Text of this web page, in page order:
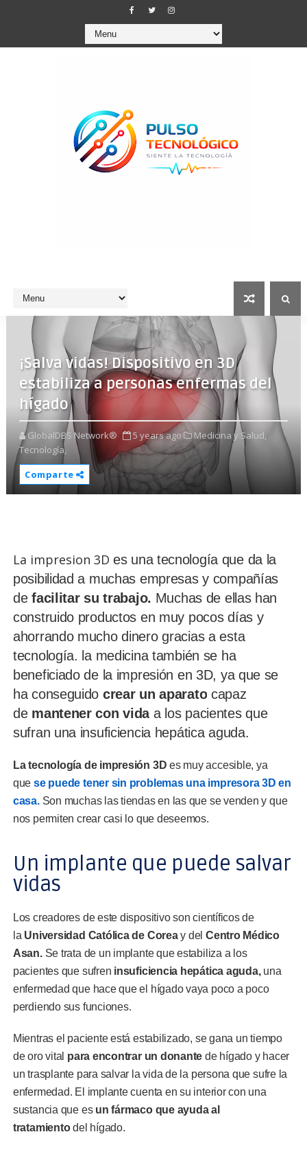
¡Salva vidas! Dispositivo en 3D
estabiliza a personas enfermas del
hígado
GlobalDBS Network® 5 years ago
Medicina y Salud,
Tecnología,
Comparte
La impresion 3D es una tecnología que da la
posibilidad a muchas empresas y compañías
de facilitar su trabajo. Muchas de ellas han
construido productos en muy pocos días y
ahorrando mucho dinero gracias a esta
tecnología. la medicina también se ha
beneficiado de la impresión en 3D, ya que se
ha conseguido crear un aparato capaz
de mantener con vida a los pacientes que
sufran una insuficiencia hepática aguda.
La tecnología de impresión 3D es muy accesible, ya
quese puede tener sin problemas una impresora 3D en
casa.Son muchas las tiendas en las que se venden y que
nos permiten crear casi lo que deseemos.
Un implante que puede salvar
vidas
Los creadores de este dispositivo son científicos de
la Universidad Católica de Coreay del Centro Médico
Asan.Se trata de un implante que estabiliza a los
pacientes que sufren insuficiencia hepática aguda,una
enfermedad que hace que el hígado vaya poco a poco
perdiendo sus funciones.
Mientras el paciente está estabilizado, se gana un tiempo
de oro vital para encontrar un donante de hígado y hacer
un trasplante para salvar la vida de la persona que sufre la
enfermedad. El implante cuenta en su interior con una
sustancia que es un fármaco que ayuda al
tratamientodel hígado.